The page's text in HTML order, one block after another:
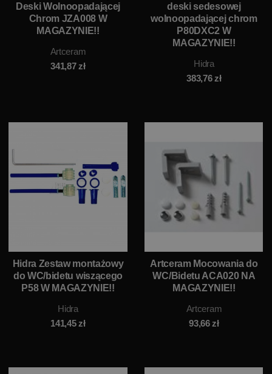
Deski Wolnoopadającej
Chrom JZA008 W
MAGAZYNIE!!
Artceram
341,87zł
deski sedesowej
wolnoopadającej chrom
P80DXC2 W
MAGAZYNIE!!
Hidra
383,76zł
Hidra Zestaw montażowy
do WC/bidetu wiszącego
P58 W MAGAZYNIE!!
Hidra
141,45zł
Artceram Mocowania do
WC/Bidetu ACA020 NA
MAGAZYNIE!!
Artceram
93,66zł